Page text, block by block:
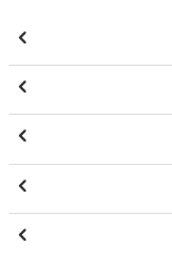




